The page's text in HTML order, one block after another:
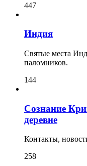
447
Индия
Святые места
паломников.
144
Сознание
деревне
Контакты,
258